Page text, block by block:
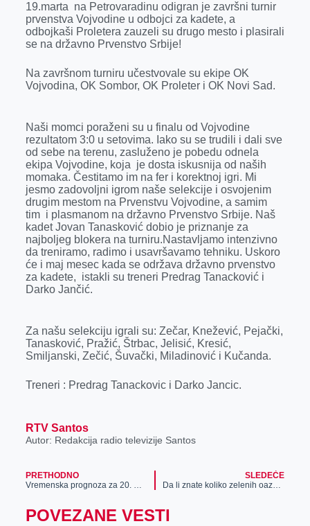
b
o
o
e
n
g
r
e
d
I
r
s
A
p
p
l
19.marta na Petrovaradinu odigran je završni turnir
prvenstva Vojvodine u odbojci za kadete, a
odbojkaši Proletera zauzeli su drugo mesto i plasirali
se na državno Prvenstvo Srbije!
Na završnom turniru učestvovale su ekipe OK
Vojvodina, OK Sombor, OK Proleter i OK Novi Sad.
Naši momci poraženi su u finalu od Vojvodine
rezultatom 3:0 u setovima. Iako su se trudili i dali sve
od sebe na terenu, zasluženo je pobedu odnela
ekipa Vojvodine, koja je dosta iskusnija od naših
momaka. Čestitamo im na fer i korektnoj igri. Mi
jesmo zadovoljni igrom naše selekcije i osvojenim
drugim mestom na Prvenstvu Vojvodine, a samim
tim i plasmanom na državno Prvenstvo Srbije. Naš
kadet Jovan Tanasković dobio je priznanje za
najboljeg blokera na turniru.Nastavljamo intenzivno
da treniramo, radimo i usavršavamo tehniku. Uskoro
će i maj mesec kada se održava državno prvenstvo
za kadete, istakli su treneri Predrag Tanacković i
Darko Jančić.
Za našu selekciju igrali su: Zečar, Knežević, Pejački,
Tanasković, Pražić, Štrbac, Jelisić, Kresić,
Smiljanski, Zečić, Šuvački, Miladinović i Kučanda.
Treneri : Predrag Tanackovic i Darko Jancic.
RTV Santos
Autor: Redakcija radio televizije Santos
PRETHODNO
Vremenska prognoza za 20. mart
SLEDEĆE
Da li znate koliko zelenih oaza ima u Zrenjaninu?
POVEZANE VESTI